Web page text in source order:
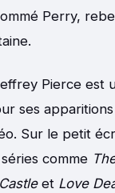
Perry,
Pierce est
ses
Sur le petit
comme
Castle et Love